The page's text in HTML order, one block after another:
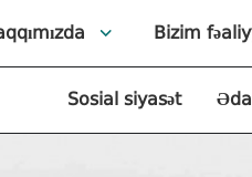
Bizim
Sosial siyasət